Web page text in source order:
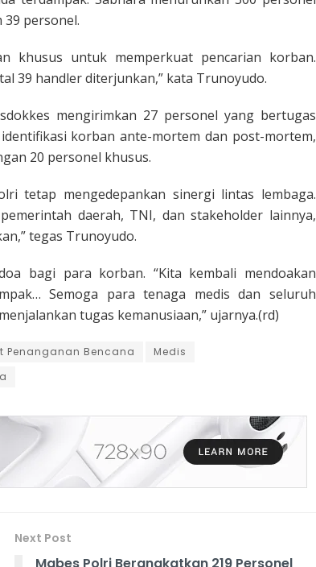
personel.
khusus untuk memperkuat pencarian korban.
39 handler diterjunkan,” kata Trunoyudo.
mengirimkan 27 personel yang bertugas
korban ante-mortem dan post-mortem,
20 personel khusus.
tetap mengedepankan sinergi lintas lembaga.
daerah, TNI, dan stakeholder lainnya,
tegas Trunoyudo.
bagi para korban. “Kita kembali mendoakan
Semoga para tenaga medis dan seluruh
tugas kemanusiaan,” ujarnya.(rd)
Penanganan Bencana
Medis
Next Post